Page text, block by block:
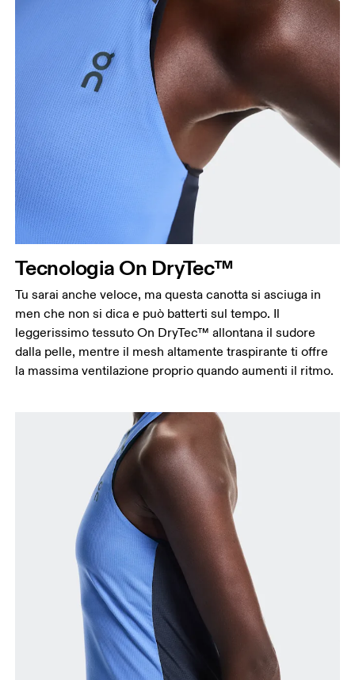
Circonferenza seno
Misura la parte più ampia del petto da un estremo
all’altro.
Girovita
Misura il girovita nel punto più stretto (in genere
dove il corpo si piega lateralmente).
Fianchi
Misura la parte più ampia dei fianchi da un estremo
all’altro.
Tecnologia On DryTec™
Tu sarai anche veloce, ma questa canotta si asciuga in
men che non si dica e può batterti sul tempo. Il
leggerissimo tessuto On DryTec™ allontana il sudore
dalla pelle, mentre il mesh altamente traspirante ti offre
la massima ventilazione proprio quando aumenti il ritmo.